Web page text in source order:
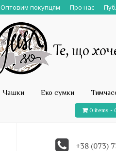
Оптовим покупцям Про нас
Чашки Еко сумки
0 items -
+38 (073)